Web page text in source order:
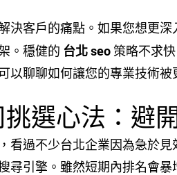
決客戶的痛點。如果您想更
。穩健的 台北 seo 策略不求
以聊聊如何讓您的專業技術被
挑選心法：避
看過不少台北企業因為急於
尋引擎。雖然短期內排名會